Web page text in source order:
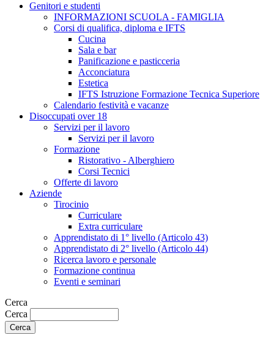
Genitori e studenti
INFORMAZIONI SCUOLA - FAMIGLIA
Corsi di qualifica, diploma e IFTS
Cucina
Sala e bar
Panificazione e pasticceria
Acconciatura
Estetica
IFTS Istruzione Formazione Tecnica Superiore
Calendario festività e vacanze
Disoccupati over 18
Servizi per il lavoro
Servizi per il lavoro
Formazione
Ristorativo - Alberghiero
Corsi Tecnici
Offerte di lavoro
Aziende
Tirocinio
Curriculare
Extra curriculare
Apprendistato di 1° livello (Articolo 43)
Apprendistato di 2° livello (Articolo 44)
Ricerca lavoro e personale
Formazione continua
Eventi e seminari
Cerca
Cerca